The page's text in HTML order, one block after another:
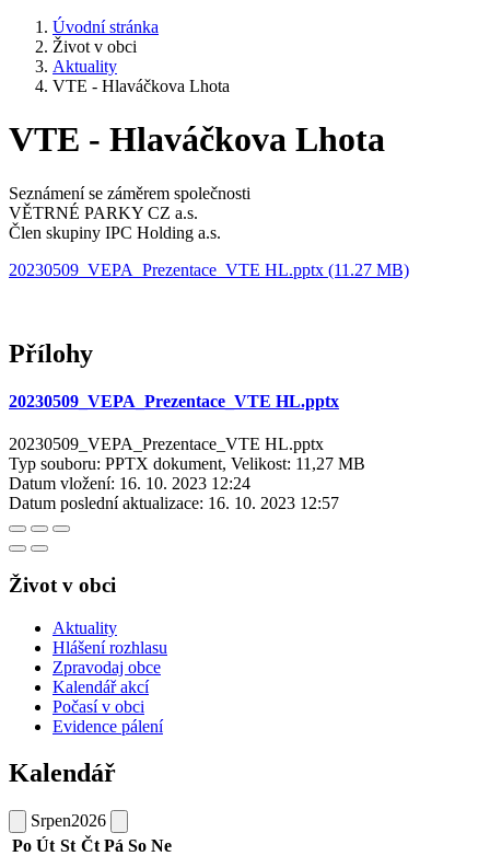
Úvodní stránka
Život v obci
Aktuality
VTE - Hlaváčkova Lhota
VTE - Hlaváčkova Lhota
Seznámení se záměrem společnosti
VĚTRNÉ PARKY CZ a.s.
Člen skupiny IPC Holding a.s.
20230509_VEPA_Prezentace_VTE HL.pptx (11.27 MB)
Přílohy
20230509_VEPA_Prezentace_VTE HL.pptx
20230509_VEPA_Prezentace_VTE HL.pptx
Typ souboru: PPTX dokument, Velikost: 11,27 MB
Datum vložení: 16. 10. 2023 12:24
Datum poslední aktualizace: 16. 10. 2023 12:57
Život v obci
Aktuality
Hlášení rozhlasu
Zpravodaj obce
Kalendář akcí
Počasí v obci
Evidence pálení
Kalendář
Srpen2026
Po Út St Čt Pá So Ne